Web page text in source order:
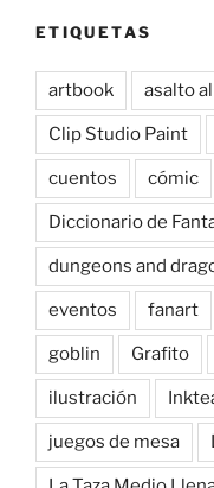
ETIQUETAS
artbook asalto
Clip Studio Paint
cuentos cómic
Diccionario de
dungeons and
eventos fanart
goblin Grafito
ilustración
juegos de mesa